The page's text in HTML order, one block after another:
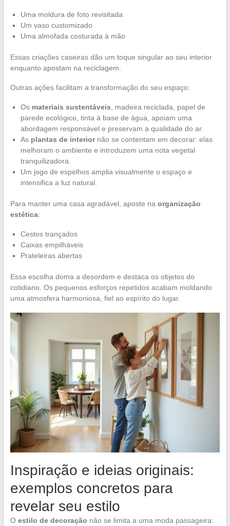
Uma moldura de foto revisitada
Um vaso customizado
Uma almofada costurada à mão
Essas criações caseiras dão um toque singular ao seu interior
enquanto apostam na reciclagem.
Outras ações facilitam a transformação do seu espaço:
Os materiais sustentáveis , madeira reciclada, papel de
parede ecológico, tinta à base de água, apoiam uma
abordagem responsável e preservam a qualidade do ar.
As plantas de interiornão se contentam em decorar: elas
melhoram o ambiente e introduzem uma nota vegetal
tranquilizadora.
Um jogo de espelhos amplia visualmente o espaço e
intensifica a luz natural.
Para manter uma casa agradável, aposte na organização
estética:
Cestos trançados
Caixas empilháveis
Prateleiras abertas
Essa escolha doma a desordem e destaca os objetos do
cotidiano. Os pequenos esforços repetidos acabam moldando
uma atmosfera harmoniosa, fiel ao espírito do lugar.
Inspiração e ideias originais:
exemplos concretos para
revelar seu estilo
O estilo de decoração não se limita a uma moda passageira: